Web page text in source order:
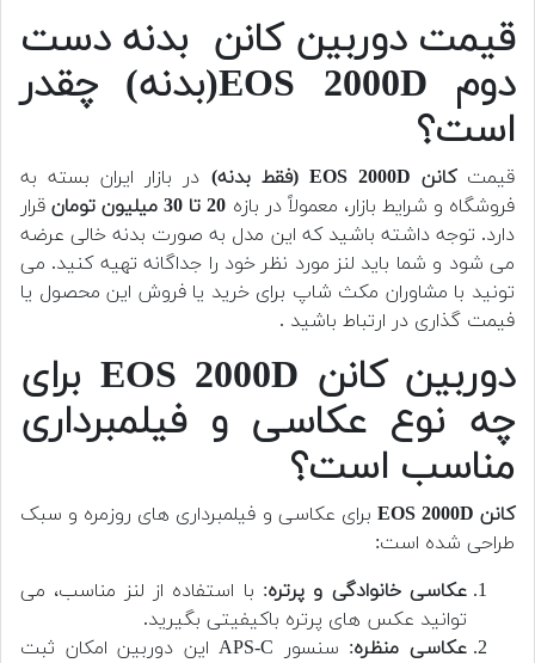
قیمت دوربین کانن بدنه دست
دوم EOS 2000D(بدنه) چقدر
است؟
قیمتکانن EOS 2000D (فقط بدنه)
در بازار ایران بسته به
فروشگاه و شرایط بازار، معمولاً در بازه 20 تا 30 میلیون تومان
قرار
دارد. توجه داشته باشید که این مدل به صورت بدنه خالی عرضه
می شود و شما باید لنز مورد نظر خود را جداگانه تهیه کنید. می
تونید با مشاوران مکث شاپ برای خرید یا فروش این محصول یا
فیمت گذاری در ارتباط باشید .
دوربین کانن EOS 2000D برای
چه نوع عکاسی و فیلمبرداری
مناسب است؟
کانن EOS 2000D
برای عکاسی و فیلمبرداری های روزمره و سبک
طراحی شده است:
عکاسی خانوادگی و پرتره: با استفاده از لنز مناسب، می
توانید عکس های پرتره باکیفیتی بگیرید.
عکاسی منظره
: سنسور APS-C این دوربین امکان ثبت